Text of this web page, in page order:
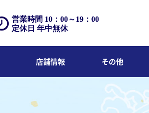
営業時間 10：00～19：00
定休日 年中無休
店舗情報 その他